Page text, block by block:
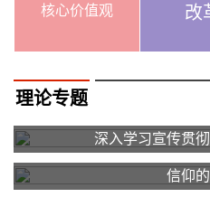
核心价值观
改
理论专题
深入学习宣传贯
信仰